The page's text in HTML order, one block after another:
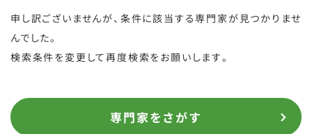
申し訳ございませんが、条件に該当する専門家が見つかりませ
んでした。
検索条件を変更して再度検索をお願いします。
専門家をさがす